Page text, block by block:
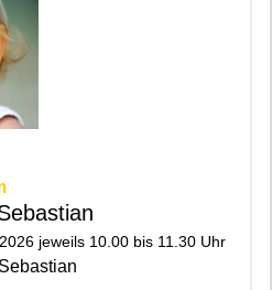
jeweils 10.00 bis 11.30 Uhr